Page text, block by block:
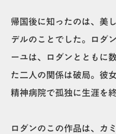
帰国後に知ったのは、美
デルのことでした。ロダ
ーユは、ロダンとともに
た二人の関係は破局。彼
精神病院で孤独に生涯を終
ロダンのこの作品は、カ